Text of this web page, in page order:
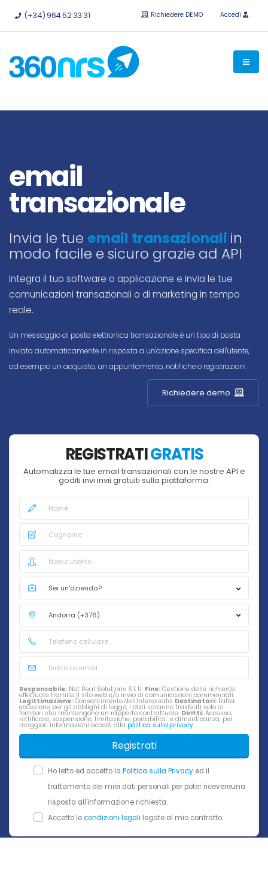
Provalo gratis senza impegno.API e integrazioni disponibili.
(+34) 964 52 33 31 Richiedere DEMO Accedi
email
transazionale
Invia le tue email transazionali in
modo facile e sicuro grazie ad API
Integra il tuo software o applicazione e invia le tue
comunicazioni transazionali o di marketing in tempo
reale.
Un messaggio di posta elettronica transazionaleè un tipo di posta
inviata automaticamente in risposta a un'azione specifica dell'utente,
ad esempio un acquisto, un appuntamento, notifiche o registrazioni.
Richiedere demo
REGISTRATIGRATIS
Automatizza le tue email transazionali con le nostre API e
goditi invi invii gratuiti sulla piattaforma.
Responsabile: Net Real Solutions S.L.U. Fine: Gestione delle richieste
effettuate tramite il sito web e/o invio di comunicazioni commerciali.
Legittimazione: Consentimento dell'interessato. Destinatari: Fatta
eccezione per gli obblighi di legge, i dati saranno trasferiti solo ai
fornitori che mantengono un rapporto contrattuale. Diritti: Accesso,
rettificare, sospensione, limitazione, portabilita´ e dimenticanza, per
maggiori informazioni accedi alla politica sulla privacy .
Registrati
Ho letto ed accetto la Politica sulla Privacy ed il
trattamento dei miei dati personali per poter ricevereuna
risposta all'informazione richiesta.
Accetto lecondizioni legali legate al mio contratto.